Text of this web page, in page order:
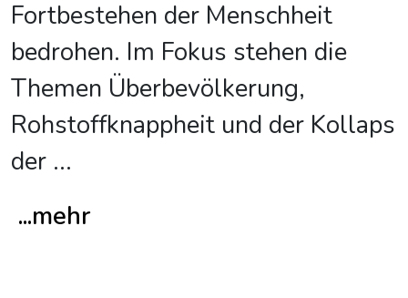
Fortbestehen der Menschheit
bedrohen. Im Fokus stehen die
Themen Überbevölkerung,
Rohstoffknappheit und der Kollaps
der ...
...mehr